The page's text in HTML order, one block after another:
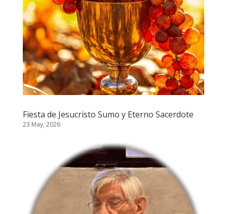
Fiesta de Jesucristo Sumo y Eterno Sacerdote
23 May, 2026